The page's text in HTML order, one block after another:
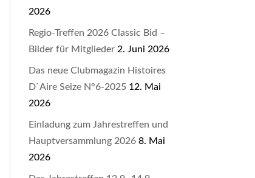
2026
Regio-Treffen 2026 Classic Bid –
Bilder für Mitglieder 2. Juni 2026
Das neue Clubmagazin Histoires
D`Aire Seize N°6-2025 12. Mai
2026
Einladung zum Jahrestreffen und
Hauptversammlung 2026 8. Mai
2026